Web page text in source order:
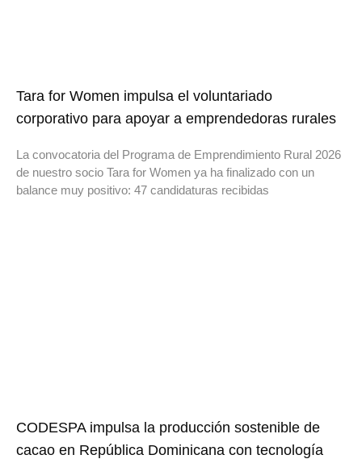
Tara for Women impulsa el voluntariado
corporativo para apoyar a emprendedoras rurales
La convocatoria del Programa de Emprendimiento Rural 2026
de nuestro socio Tara for Women ya ha finalizado con un
balance muy positivo: 47 candidaturas recibidas
CODESPA impulsa la producción sostenible de
cacao en República Dominicana con tecnología